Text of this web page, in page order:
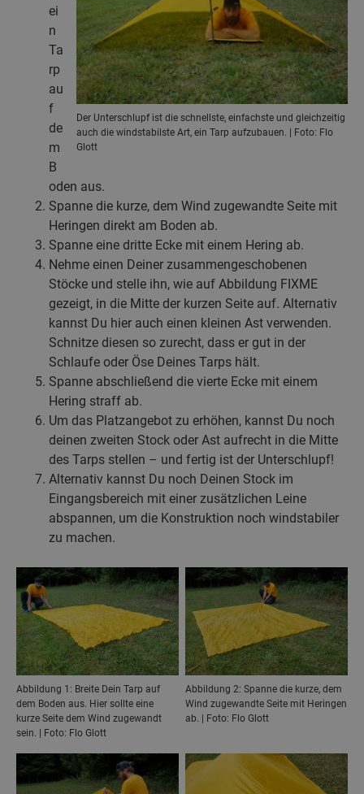
Der Unterschlupf ist die schnellste, einfachste und gleichzeitig
auch die windstabilste Art, ein Tarp aufzubauen. | Foto: Flo
Glott
ei
n
Ta
rp
au
f
de
m
B
oden aus.
Spanne die kurze, dem Wind zugewandte Seite mit
Heringen direkt am Boden ab.
Spanne eine dritte Ecke mit einem Hering ab.
Nehme einen Deiner zusammengeschobenen
Stöcke und stelle ihn, wie auf Abbildung FIXME
gezeigt, in die Mitte der kurzen Seite auf. Alternativ
kannst Du hier auch einen kleinen Ast verwenden.
Schnitze diesen so zurecht, dass er gut in der
Schlaufe oder Öse Deines Tarps hält.
Spanne abschließend die vierte Ecke mit einem
Hering straff ab.
Um das Platzangebot zu erhöhen, kannst Du noch
deinen zweiten Stock oder Ast aufrecht in die Mitte
des Tarps stellen – und fertig ist der Unterschlupf!
Alternativ kannst Du noch Deinen Stock im
Eingangsbereich mit einer zusätzlichen Leine
abspannen, um die Konstruktion noch windstabiler
zu machen.
Abbildung 1: Breite Dein Tarp auf
dem Boden aus. Hier sollte eine
kurze Seite dem Wind zugewandt
sein. | Foto: Flo Glott
Abbildung 2: Spanne die kurze, dem
Wind zugewandte Seite mit Heringen
ab. | Foto: Flo Glott